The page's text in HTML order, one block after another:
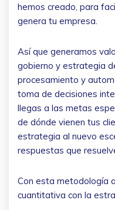
hemos creado, para
genera tu empresa.
Así que generamos
gobierno y estrategia
procesamiento y
toma de decisiones
llegas a las metas
de dónde vienen tus
estrategia al nuevo
respuestas que
Con esta metodología
cuantitativa con la